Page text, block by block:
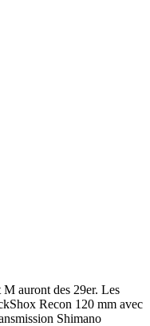
auront des 29er. Les
Recon 120 mm avec
Shimano